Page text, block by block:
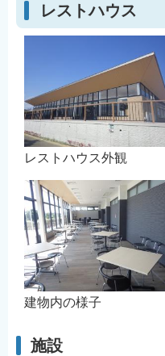
レストハウス
レストハウス外観
建物内の様子
施設